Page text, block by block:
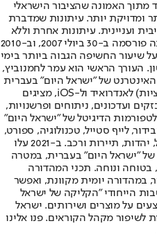
מתוך האמונה שהציבור הישראלי
ומדויקת יותר. עיתונות שמדברת
ועניינית. עיתונות אחרת וללא
תשלום. המהדורה המודפסת הראשונה פורסמה ב-30 ביולי 2007, וב-2010
שיעור החשיפה הגבוה ביותר בימי
העורך הראשי הוא עמר לחמנוביץ,
של "ישראל היום" בעברית
ובאנגלית, כמו כן היישומונים (אפליקציות) לאנדרואיד ול-iOS, מציגים
ועדכונים, ניתוחים ופרשנויות,
הדיגיטל של "ישראל היום"
לייף סטייל, טכנולוגיה, ספורט,
כלכלה וצרכנות, בריאות, חיילים, אוכל, יהדות, תיירות ורכב. ב-2021 עלו
של "ישראל היום" בעברית, במטרה
בטוחה ונוחה. תכני המהדורה
במהדורה יומית מקוונת, ואפשר
הייחודי "הקליקה של ישראל
על מוצרים ושירותים. ישראל
לשיפור מקהל הקוראים. פנו אלינו